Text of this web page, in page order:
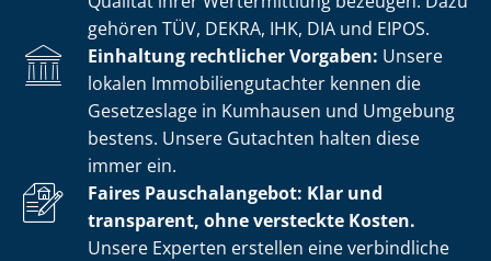
gehören TÜV, DEKRA, IHK, DIA und EIPOS.
Einhaltung rechtlicher Vorgaben: Unsere
lokalen Im­mo­bi­li­en­gut­ach­ter kennen die
Gesetzeslage in Kumhausen und Umgebung
bestens. Unsere Gutachten halten diese
immer ein.
Faires Pauschalangebot: Klar und
transparent, ohne versteckte Kosten.
Unsere Experten erstellen eine verbindliche